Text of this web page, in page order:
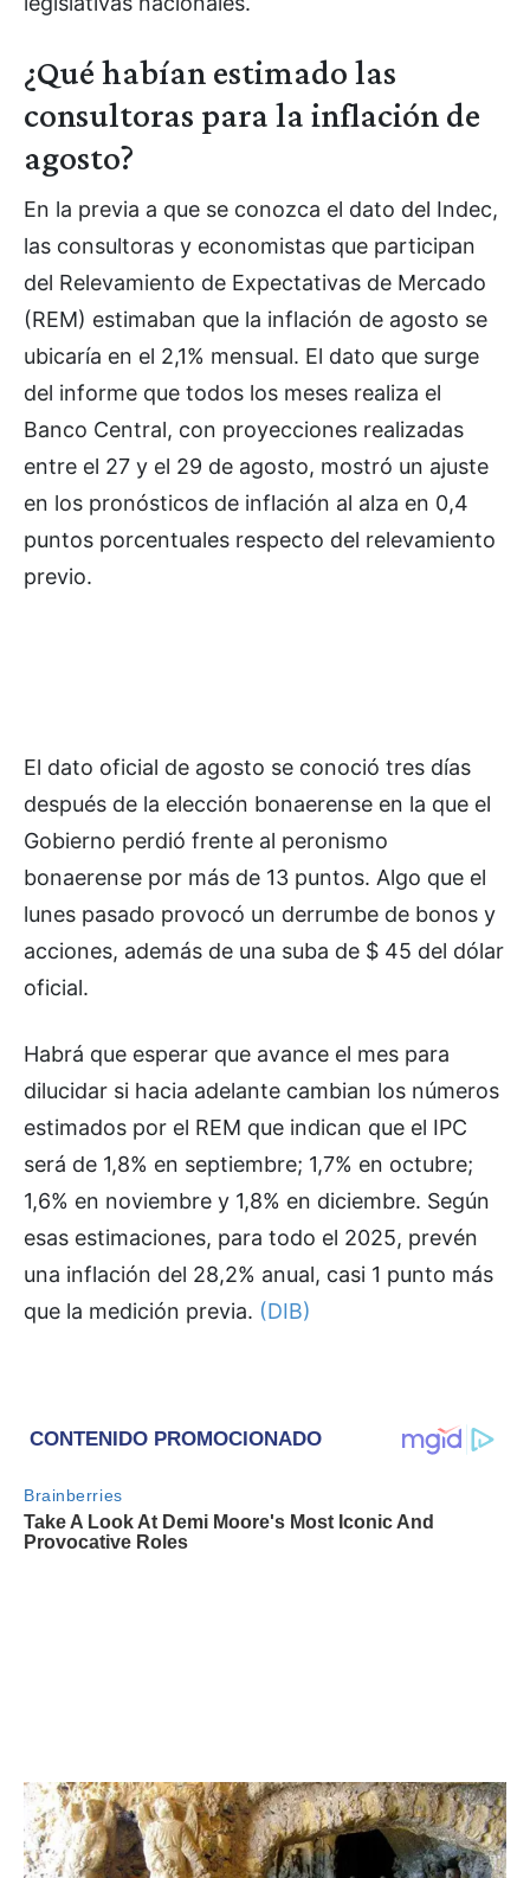
¿Qué habían estimado las
consultoras para la inflación de
agosto?
En la previa a que se conozca el dato del Indec,
las consultoras y economistas que participan
del Relevamiento de Expectativas de Mercado
(REM) estimaban que la inflación de agosto se
ubicaría en el 2,1% mensual. El dato que surge
del informe que todos los meses realiza el
Banco Central, con proyecciones realizadas
entre el 27 y el 29 de agosto, mostró un ajuste
en los pronósticos de inflación al alza en 0,4
puntos porcentuales respecto del relevamiento
previo.
El dato oficial de agosto se conoció tres días
después de la elección bonaerense en la que el
Gobierno perdió frente al peronismo
bonaerense por más de 13 puntos. Algo que el
lunes pasado provocó un derrumbe de bonos y
acciones, además de una suba de $ 45 del dólar
oficial.
Habrá que esperar que avance el mes para
dilucidar si hacia adelante cambian los números
estimados por el REM que indican que el IPC
será de 1,8% en septiembre; 1,7% en octubre;
1,6% en noviembre y 1,8% en diciembre. Según
esas estimaciones, para todo el 2025, prevén
una inflación del 28,2% anual, casi 1 punto más
que la medición previa. (DIB)